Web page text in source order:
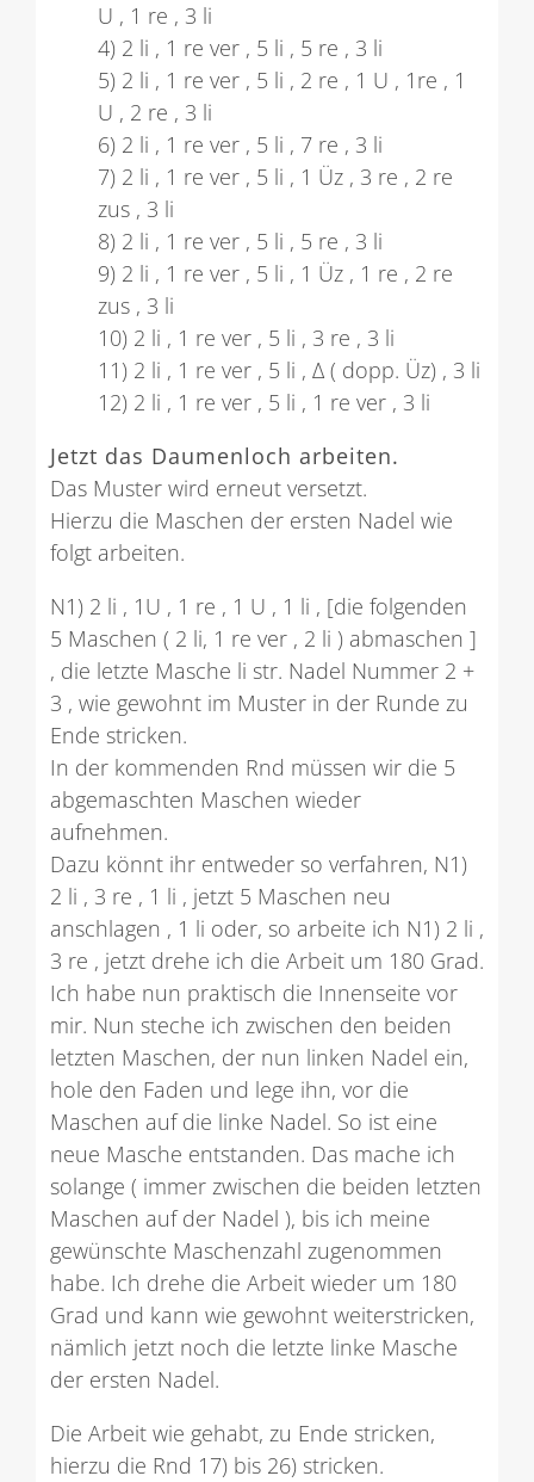
U , 1 re , 3 li
4) 2 li , 1 re ver , 5 li , 5 re , 3 li
5) 2 li , 1 re ver , 5 li , 2 re , 1 U , 1re , 1
U , 2 re , 3 li
6) 2 li , 1 re ver , 5 li , 7 re , 3 li
7) 2 li , 1 re ver , 5 li , 1 Üz , 3 re , 2 re
zus , 3 li
8) 2 li , 1 re ver , 5 li , 5 re , 3 li
9) 2 li , 1 re ver , 5 li , 1 Üz , 1 re , 2 re
zus , 3 li
10) 2 li , 1 re ver , 5 li , 3 re , 3 li
11) 2 li , 1 re ver , 5 li , ∆ ( dopp. Üz) , 3 li
12) 2 li , 1 re ver , 5 li , 1 re ver , 3 li
Jetzt das Daumenloch arbeiten.
Das Muster wird erneut versetzt.
Hierzu die Maschen der ersten Nadel wie
folgt arbeiten.
N1) 2 li , 1U , 1 re , 1 U , 1 li , [die folgenden
5 Maschen ( 2 li, 1 re ver , 2 li ) abmaschen ]
, die letzte Masche li str. Nadel Nummer 2 +
3 , wie gewohnt im Muster in der Runde zu
Ende stricken.
In der kommenden Rnd müssen wir die 5
abgemaschten Maschen wieder
aufnehmen.
Dazu könnt ihr entweder so verfahren, N1)
2 li , 3 re , 1 li , jetzt 5 Maschen neu
anschlagen , 1 li oder, so arbeite ich N1) 2 li ,
3 re , jetzt drehe ich die Arbeit um 180 Grad.
Ich habe nun praktisch die Innenseite vor
mir. Nun steche ich zwischen den beiden
letzten Maschen, der nun linken Nadel ein,
hole den Faden und lege ihn, vor die
Maschen auf die linke Nadel. So ist eine
neue Masche entstanden. Das mache ich
solange ( immer zwischen die beiden letzten
Maschen auf der Nadel ), bis ich meine
gewünschte Maschenzahl zugenommen
habe. Ich drehe die Arbeit wieder um 180
Grad und kann wie gewohnt weiterstricken,
nämlich jetzt noch die letzte linke Masche
der ersten Nadel.
Die Arbeit wie gehabt, zu Ende stricken,
hierzu die Rnd 17) bis 26) stricken.